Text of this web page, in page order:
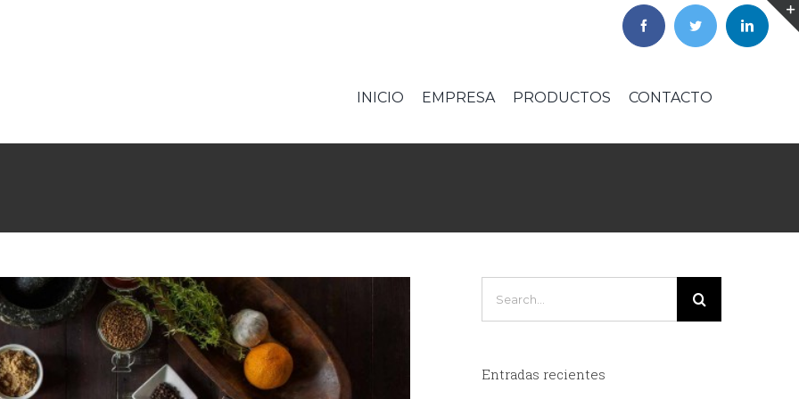
INICIO EMPRESA PRODUCTOS CONTACTO
tincidunt a hendrerit eros
Entradas recientes